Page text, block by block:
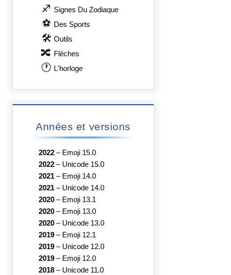
♐ Signes Du Zodiaque
⚽ Des Sports
🛠 Outils
🔀 Flèches
🕐 L'horloge
Années et versions
2022 – Emoji 15.0
2022 – Unicode 15.0
2021 – Emoji 14.0
2021 – Unicode 14.0
2020 – Emoji 13.1
2020 – Emoji 13.0
2020 – Unicode 13.0
2019 – Emoji 12.1
2019 – Unicode 12.0
2019 – Emoji 12.0
2018 – Unicode 11.0